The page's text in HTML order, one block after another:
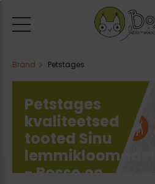
Bränd Petstages
Petstages
kvaliteetsed
tooted Sinu
lemmikloomadele
- Bosse.ee